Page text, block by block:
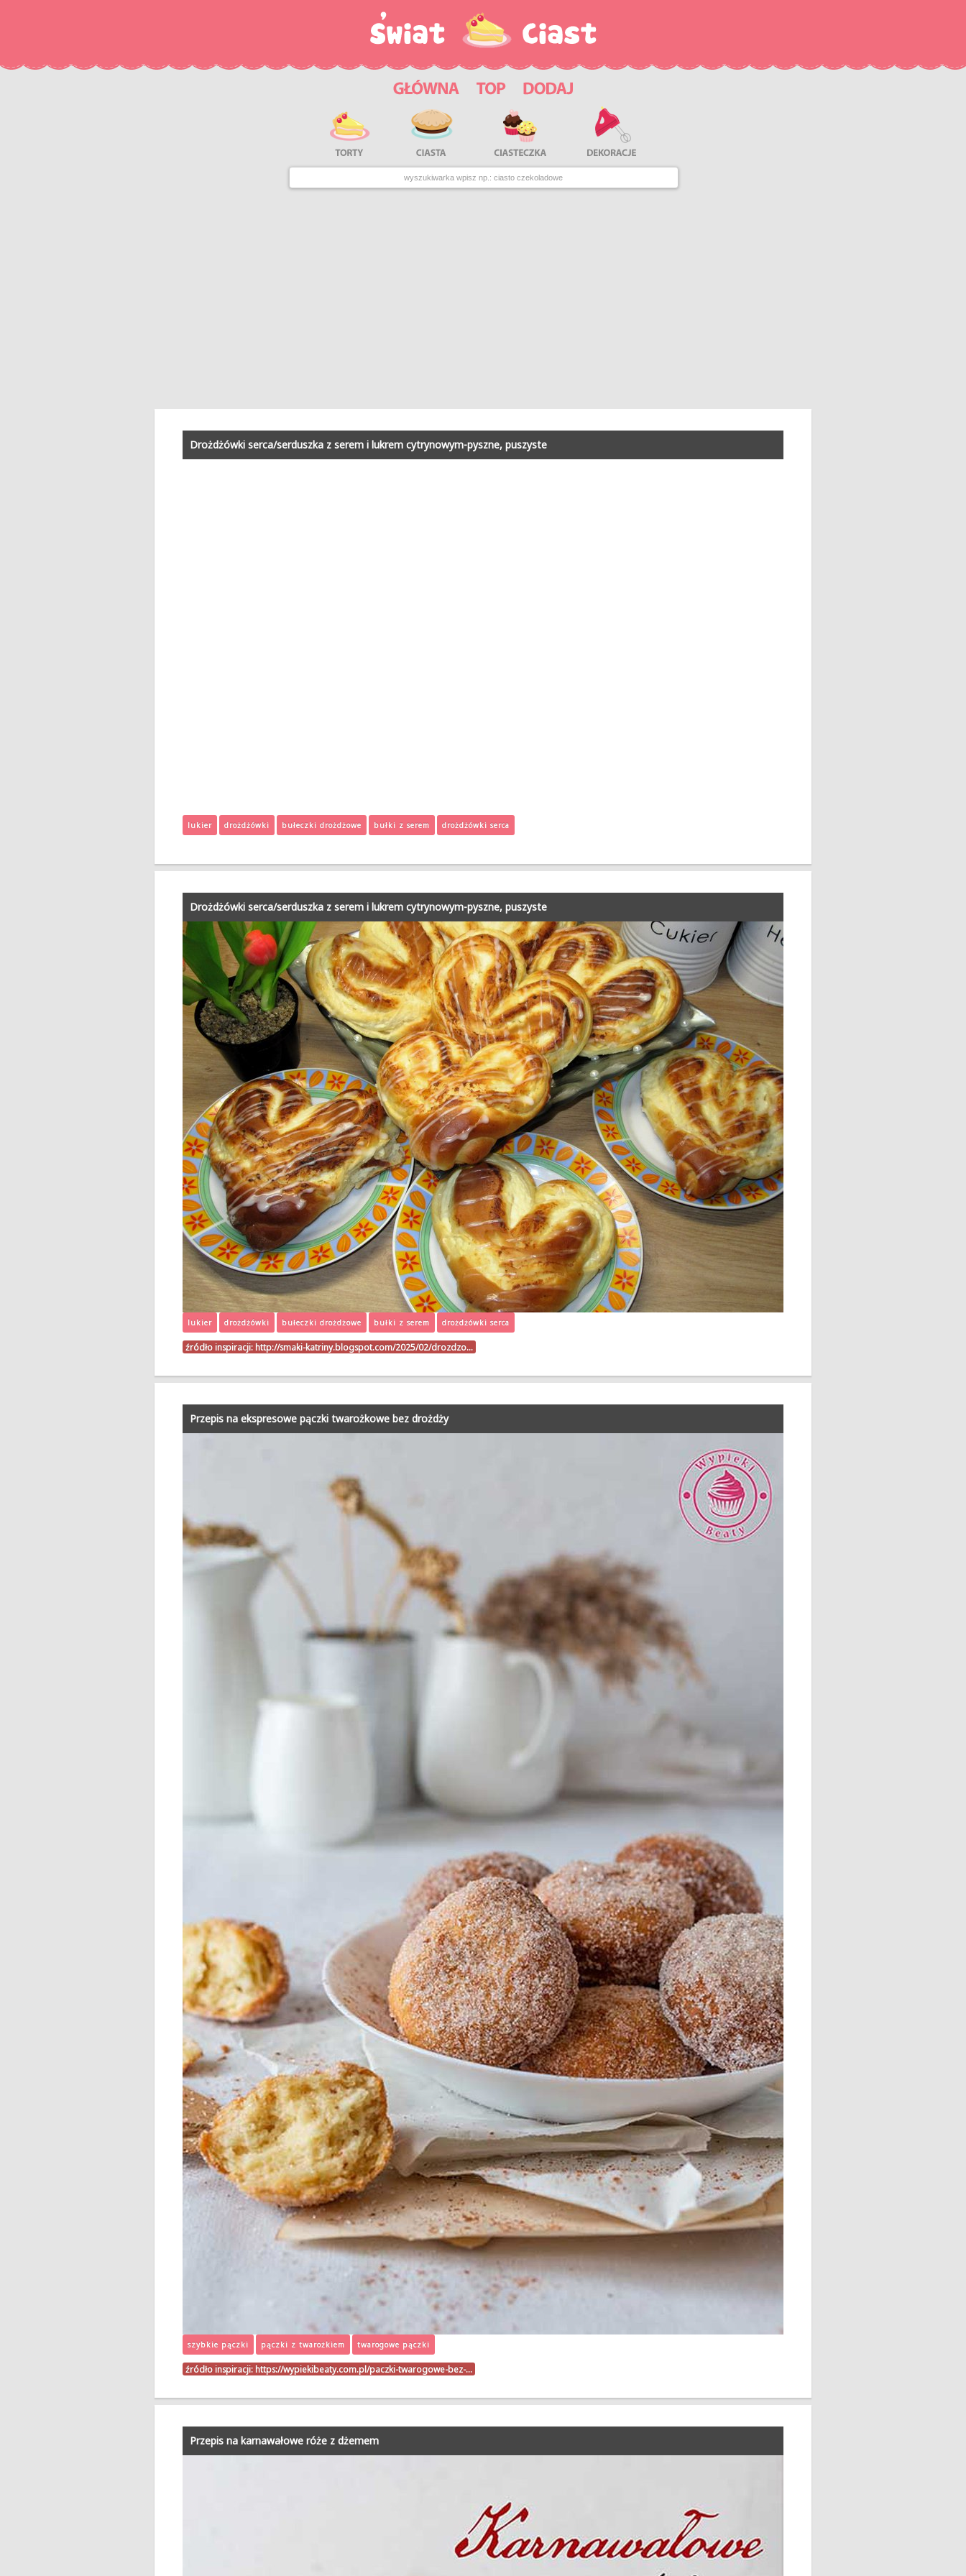
Drożdżówki serca/serduszka z serem i lukrem cytrynowym-pyszne, puszyste
lukier drożdżówki bułeczki drożdżowe bułki z serem drożdżówki serca
Drożdżówki serca/serduszka z serem i lukrem cytrynowym-pyszne, puszyste
lukier drożdżówki bułeczki drożdżowe bułki z serem drożdżówki serca
źródło inspiracji: http://smaki-katriny.blogspot.com/2025/02/drozdzo…
Przepis na ekspresowe pączki twarożkowe bez drożdży
szybkie pączki pączki z twarożkiem twarogowe pączki
źródło inspiracji: https://wypiekibeaty.com.pl/paczki-twarogowe-bez-…
Przepis na karnawałowe róże z dżemem